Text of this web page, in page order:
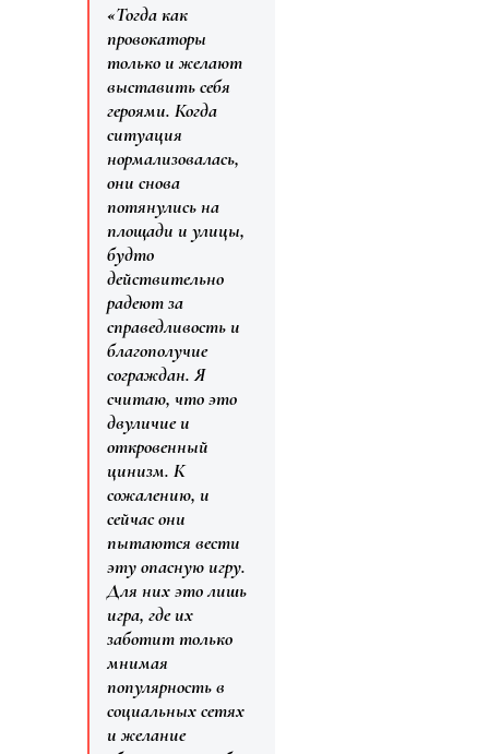
«Тогда как
провокаторы
только и желают
выставить себя
героями. Когда
ситуация
нормализовалась,
они снова
потянулись на
площади и улицы,
будто
действительно
радеют за
справедливость и
благополучие
сограждан. Я
считаю, что это
двуличие и
откровенный
цинизм. К
сожалению, и
сейчас они
пытаются вести
эту опасную игру.
Для них это лишь
игра, где их
заботит только
мнимая
популярность в
социальных сетях
и желание